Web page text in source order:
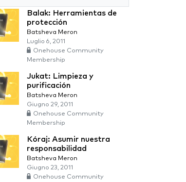
Balak: Herramientas de
protección
Batsheva Meron
Luglio 6, 2011
Onehouse Community
Membership
Jukat: Limpieza y
purificación
Batsheva Meron
Giugno 29, 2011
Onehouse Community
Membership
Kóraj: Asumir nuestra
responsabilidad
Batsheva Meron
Giugno 23, 2011
Onehouse Community